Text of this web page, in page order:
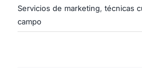
Servicios de marketing, técnicas
campo